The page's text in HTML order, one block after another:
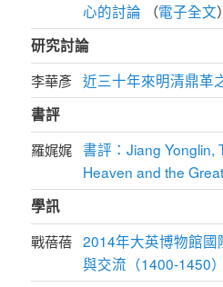
心的討論 （電子全文）
研究討論
李華彥 近三十年來明清鼎革
書評
羅娓娓 書評：Jiang Yonglin,
Heaven and the
學訊
戰蓓蓓 2014年大英博物館
與交流（1400-1450）